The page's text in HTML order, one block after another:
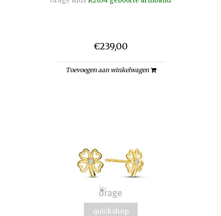
€239,00
Toevoegen aan winkelwagen
quickshop